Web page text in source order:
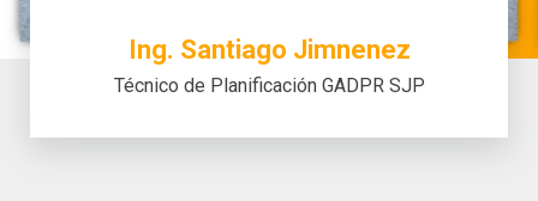
Ing. Santiago Jimnenez
Técnico de Planificación GADPR SJP